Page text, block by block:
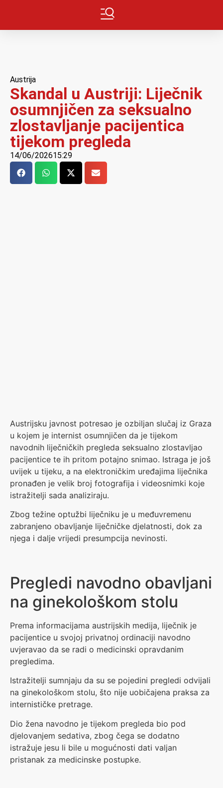
Austrija
Skandal u Austriji: Liječnik
osumnjičen za seksualno
zlostavljanje pacijentica
tijekom pregleda
14/06/202615:29
Austrijsku javnost potresao je ozbiljan slučaj iz Graza
u kojem je internist osumnjičen da je tijekom
navodnih liječničkih pregleda seksualno zlostavljao
pacijentice te ih pritom potajno snimao. Istraga je još
uvijek u tijeku, a na elektroničkim uređajima liječnika
pronađen je velik broj fotografija i videosnimki koje
istražitelji sada analiziraju.
Zbog težine optužbi liječniku je u međuvremenu
zabranjeno obavljanje liječničke djelatnosti, dok za
njega i dalje vrijedi presumpcija nevinosti.
Pregledi navodno obavljani
na ginekološkom stolu
Prema informacijama austrijskih medija, liječnik je
pacijentice u svojoj privatnoj ordinaciji navodno
uvjeravao da se radi o medicinski opravdanim
pregledima.
Istražitelji sumnjaju da su se pojedini pregledi odvijali
na ginekološkom stolu, što nije uobičajena praksa za
internističke pretrage.
Dio žena navodno je tijekom pregleda bio pod
djelovanjem sedativa, zbog čega se dodatno
istražuje jesu li bile u mogućnosti dati valjan
pristanak za medicinske postupke.